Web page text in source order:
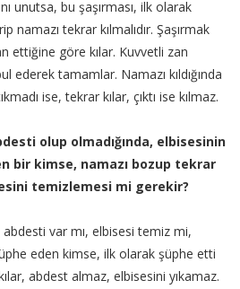
unutsa, bu şaşırması, ilk olarak
namazı tekrar kılmalıdır. Şaşırmak
ettiğine göre kılar. Kuvvetli zan
ederek tamamlar. Namazı kıldığında
ise, tekrar kılar, çıktı ise kılmaz.
olup olmadığında, elbisesinin
bir kimse, namazı bozup tekrar
temizlemesi mi gerekir?
var mı, elbisesi temiz mi,
eden kimse, ilk olarak şüphe etti
abdest almaz, elbisesini yıkamaz.